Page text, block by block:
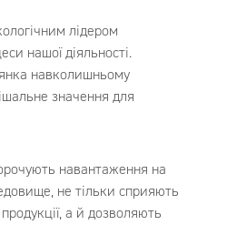
лідером
нашої діяльності.
навколишньому
значення для
навантаження на
не тільки сприяють
а й дозволяють